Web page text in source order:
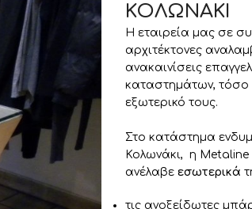
ΚΟΛΩΝΑΚΙ
Η εταιρεία μας σε
αρχιτέκτονες
ανακαινίσεις
καταστημάτων, τόσο
εξωτερικό τους.
Στο κατάστημα
Κολωνάκι, η
ανέλαβε εσωτερικά
τις ανοξείδωτες